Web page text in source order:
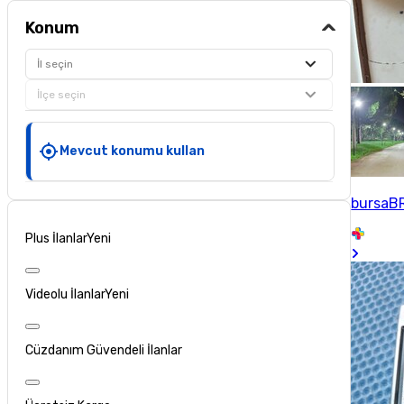
Konum
İl seçin
İlçe seçin
Mevcut konumu kullan
Plus İlanlarYeni
Videolu İlanlarYeni
Cüzdanım Güvendeli İlanlar